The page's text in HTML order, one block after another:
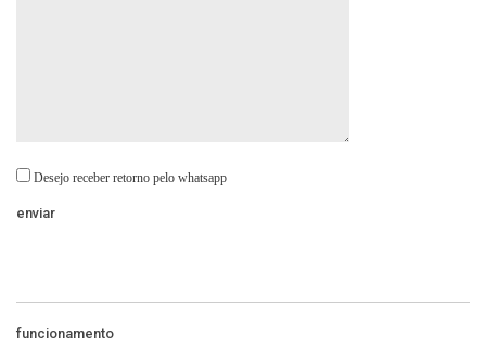
Desejo receber retorno pelo whatsapp
funcionamento